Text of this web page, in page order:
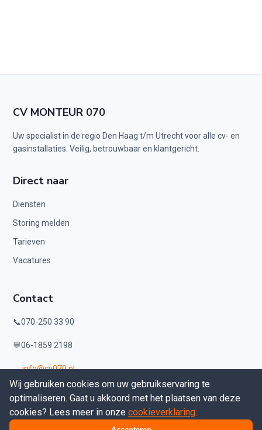
CV MONTEUR 070
Uw specialist in de regio Den Haag t/m Utrecht voor alle cv- en
gasinstallaties. Veilig, betrouwbaar en klantgericht.
Direct naar
Diensten
Storing melden
Tarieven
Vacatures
Contact
📞070-250 33 90
💬06-1859 2198
✉️info@cv070.nl
KVK: 70952957
Wij gebruiken cookies om uw gebruikservaring te
optimaliseren. Gaat u akkoord met het plaatsen van deze
cookies? Lees meer in onze cookieverklaring.